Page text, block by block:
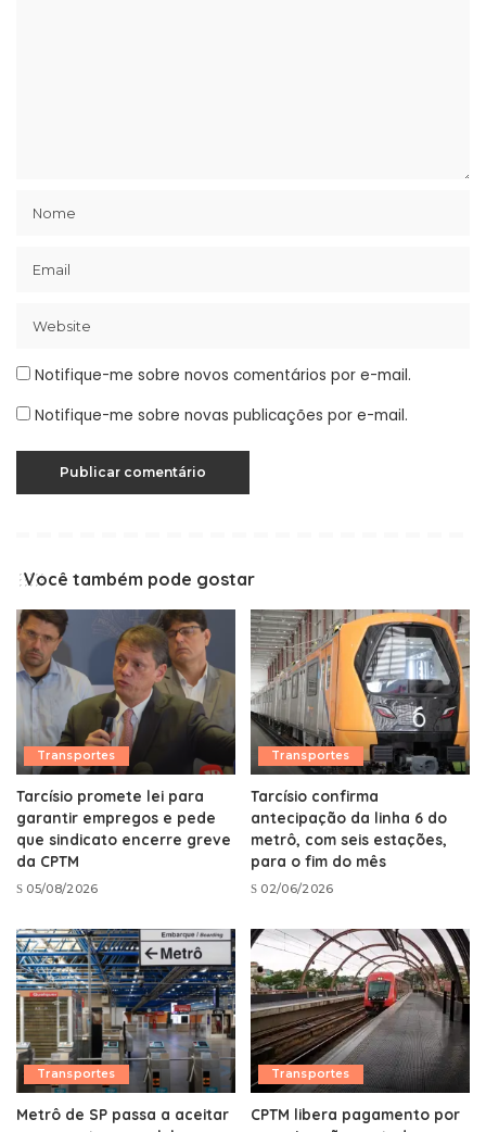
Notifique-me sobre novos comentários por e-mail.
Notifique-me sobre novas publicações por e-mail.
Você também pode gostar
Transportes
Tarcísio promete lei para
garantir empregos e pede
que sindicato encerre greve
da CPTM
05/08/2026
Transportes
Tarcísio confirma
antecipação da linha 6 do
metrô, com seis estações,
para o fim do mês
02/06/2026
Transportes
Metrô de SP passa a aceitar
Transportes
CPTM libera pagamento por